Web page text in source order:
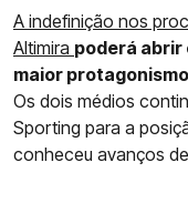
A indefinição nos
Altimira poderá abrir
maior
Os dois médios
Sporting para a
conheceu avanços